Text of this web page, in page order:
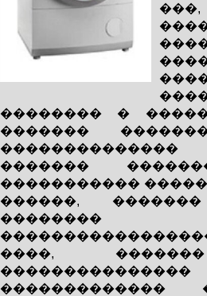
�������� �
�������
�������
�����������
������,
��������
����,
�������������